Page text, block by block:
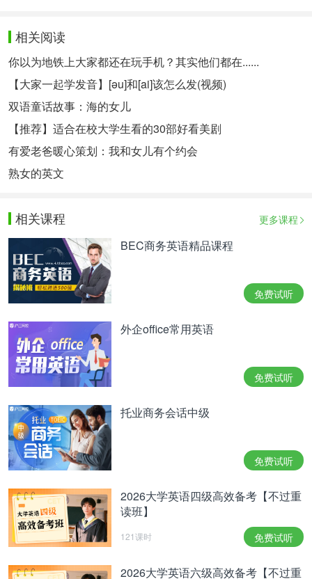
英语的要求。另外懂得语法也会降低出错率，这就需
要我们自己仔细研读句子，文章去认真学习其中涉及
到的语法知识，重点是翻译的时候有意识地检查一
下。
针对性练习。
我们知道翻译的重点是中国的文化经济，所以我们训
练时就要把重心放在这些文章上。有目的，有计划地
理运用时间。有重点地去训练，这样可以节省很多时
间。
以上就是小编给大家分享的英语四级翻译技巧，希望
可以给大家学习带来帮助。
如果您对英语学习感兴趣，想要深入学习，可以了解
沪江网校精品课程，量身定制高效实用的个性化学习
方案，专属督导全程伴学。扫一扫领200畅学卡
相关热点：大学英语四级翻译 沉思录读书笔记
相关阅读
你以为地铁上大家都还在玩手机？其实他们都在......
【大家一起学发音】[əu]和[ai]该怎么发(视频)
双语童话故事：海的女儿
【推荐】适合在校大学生看的30部好看美剧
有爱老爸暖心策划：我和女儿有个约会
熟女的英文
相关课程 更多课程
BEC商务英语精品课程
免费试听
外企office常用英语
免费试听
托业商务会话中级
免费试听
2026大学英语四级高效备考【不过重
读班】
121课时 免费试听
2026大学英语六级高效备考【不过重